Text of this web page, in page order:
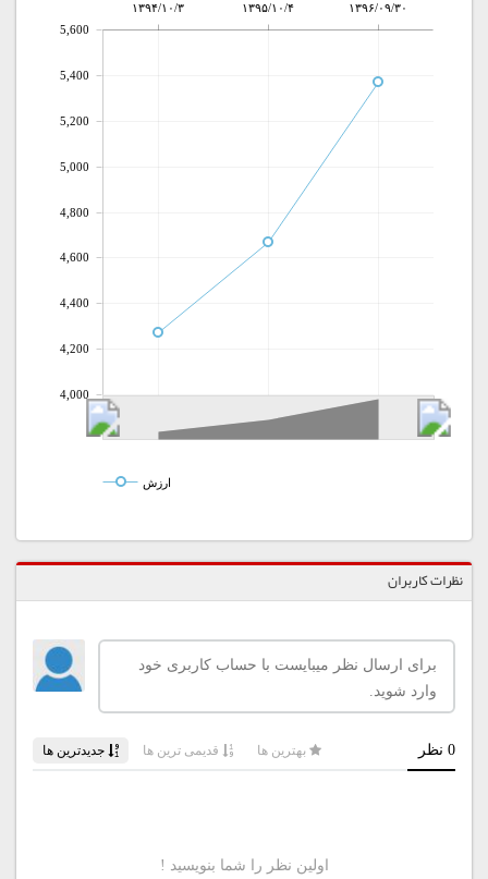
۱۳۹۴/۱۰/۳ ۱۳۹۵/۱۰/۴ ۱۳۹۶/۰۹/۳۰
4,000
4,200
4,400
4,600
4,800
5,000
5,200
5,400
5,600
ارزش
نظرات کاربران